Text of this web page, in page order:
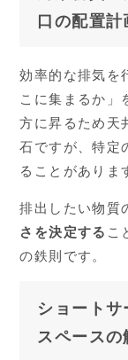
口の配置計
効率的な排気を
こに集まるか」
方に昇るため天
石ですが、特定
ることがありま
排出したい物質
さを決定する こ
の鉄則です。
ショート
スペースの